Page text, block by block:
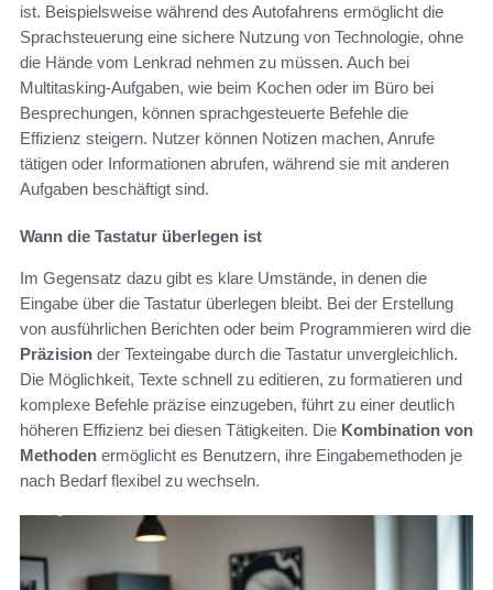
ist. Beispielsweise während des Autofahrens ermöglicht die
Sprachsteuerung eine sichere Nutzung von Technologie, ohne
die Hände vom Lenkrad nehmen zu müssen. Auch bei
Multitasking-Aufgaben, wie beim Kochen oder im Büro bei
Besprechungen, können sprachgesteuerte Befehle die
Effizienz steigern. Nutzer können Notizen machen, Anrufe
tätigen oder Informationen abrufen, während sie mit anderen
Aufgaben beschäftigt sind.
Wann die Tastatur überlegen ist
Im Gegensatz dazu gibt es klare Umstände, in denen die
Eingabe über die Tastatur überlegen bleibt. Bei der Erstellung
von ausführlichen Berichten oder beim Programmieren wird die
Präzision der Texteingabe durch die Tastatur unvergleichlich.
Die Möglichkeit, Texte schnell zu editieren, zu formatieren und
komplexe Befehle präzise einzugeben, führt zu einer deutlich
höheren Effizienz bei diesen Tätigkeiten. Die Kombination von
Methoden ermöglicht es Benutzern, ihre Eingabemethoden je
nach Bedarf flexibel zu wechseln.